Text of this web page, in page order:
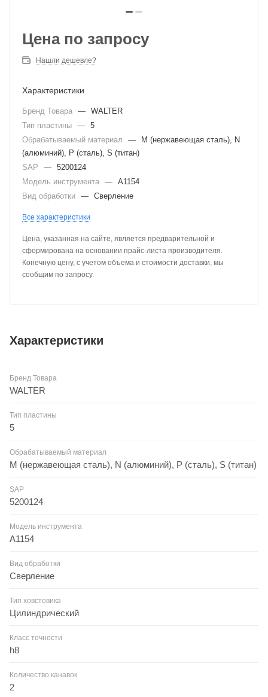
Цена по запросу
Нашли дешевле?
Характеристики
Бренд Товара — WALTER
Тип пластины — 5
Обрабатываемый материал
—
M (нержавеющая сталь), N
(алюминий), P (сталь), S (титан)
SAP
— 5200124
Модель инструмента — A1154
Вид обработки — Сверление
Все характеристики
Цена, указанная на сайте, является предварительной и
сформирована на основании прайс-листа производителя.
Конечную цену, с учетом объема и стоимости доставки, мы
сообщим по запросу.
Характеристики
Бренд Товара
WALTER
Тип пластины
5
Обрабатываемый материал
M (нержавеющая сталь), N (алюминий), P (сталь), S (титан)
SAP
5200124
Модель инструмента
A1154
Вид обработки
Сверление
Тип ховстовика
Цилиндрический
Класс точности
h8
Количество канавок
2